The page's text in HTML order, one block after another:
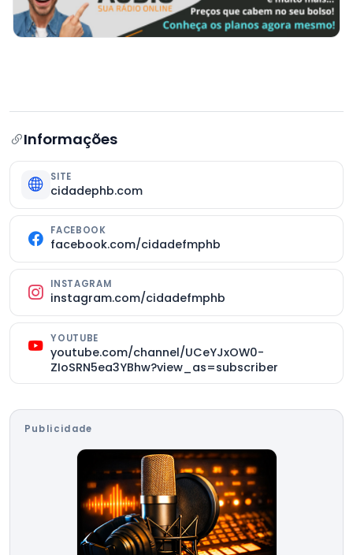
Informações
SITE
cidadephb.com
FACEBOOK
facebook.com/cidadefmphb
INSTAGRAM
instagram.com/cidadefmphb
YOUTUBE
youtube.com/channel/UCeYJxOW0-
ZIoSRN5ea3YBhw?view_as=subscriber
Publicidade